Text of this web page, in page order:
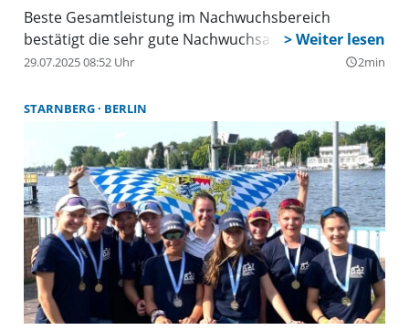
Beste Gesamtleistung im Nachwuchsbereich
bestätigt die sehr gute Nachwuchsarbeit.
29.07.2025 08:52 Uhr query_builder2min
STARNBERG BERLIN